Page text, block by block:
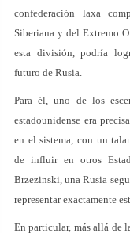
confederación laxa
Siberiana y del Extremo
esta división, podría
futuro de Rusia.
Para él, uno de los
estadounidense era
en el sistema, con un
de influir en otros
Brzezinski, una Rusia
representar exactamente
En particular, más allá de